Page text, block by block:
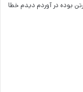
بوده در آوردم دیدم خطا